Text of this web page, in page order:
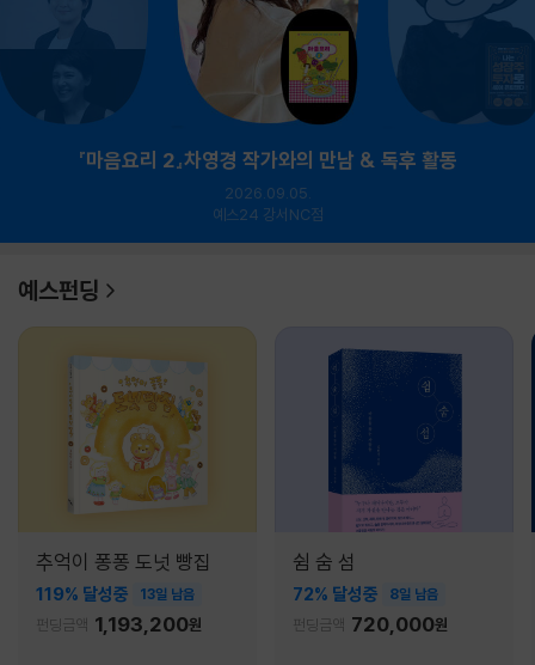
『마음요리 2』차영경 작가와의 만남 & 독후 활동
2026.09.05.
예스24 강서NC점
예스펀딩
추억이 퐁퐁 도넛 빵집
119% 달성중 13일 남음
펀딩금액 1,193,200원
쉼 숨 섬
72% 달성중 8일 남음
펀딩금액 720,000원